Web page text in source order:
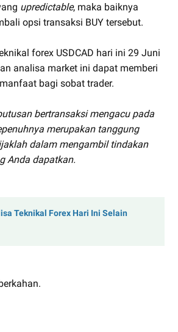
upredictable, maka baiknya
opsi transaksi BUY tersebut.
forex USDCAD hari ini 29 Juni
analisa market ini dapat memberi
bagi sobat trader.
bertransaksi mengacu pada
merupakan tanggung
dalam mengambil tindakan
Anda dapatkan.
Teknikal Forex Hari Ini Selain